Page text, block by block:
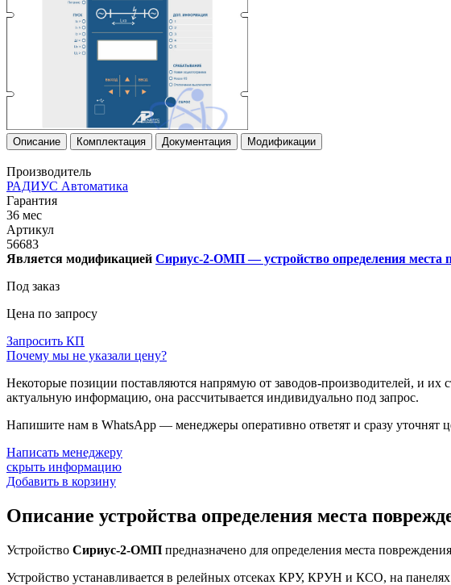
Описание Комплектация Документация Модификации
Производитель
РАДИУС Автоматика
Гарантия
36 мес
Артикул
56683
Является модификацией Сириус-2-ОМП — устройство определения места
Под заказ
Цена по запросу
Запросить КП
Почему мы не указали цену?
Некоторые позиции поставляются напрямую от заводов-производителей, и их
актуальную информацию, она рассчитывается индивидуально под запрос.
Напишите нам в WhatsApp — менеджеры оперативно ответят и сразу уточнят
Написать менеджеру
скрыть информацию
Добавить в корзину
Описание устройства определения места
Устройство Сириус-2-ОМП предназначено для определения места
Устройство устанавливается в релейных отсеках КРУ, КРУН и КСО, на